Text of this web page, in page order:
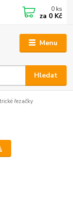
Menu
Hledat
0 ks
za 0 Kč
řezačky